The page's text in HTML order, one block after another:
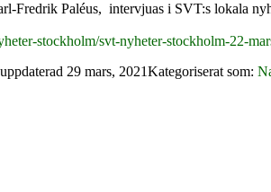
Fredrik Paléus, intervjuas i SVT:s lokala
stockholm/svt-nyheter-stockholm-22-
29 mars, 2021Kategoriserat som: